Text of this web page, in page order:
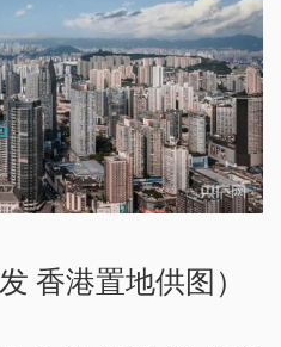
香港置地供图）